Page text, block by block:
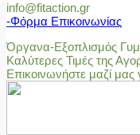
info@fitaction.gr
-Φόρμα Επικοινωνίας
Όργανα-Εξοπλισμός
Καλύτερες Τιμές της
Επικοινωνήστε μαζί μας